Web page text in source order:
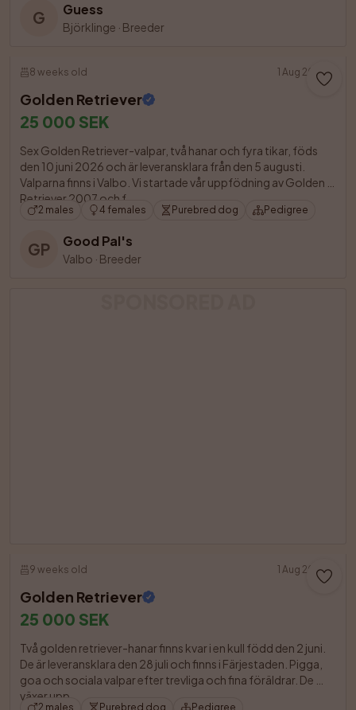
G Guess
Björklinge · Breeder
8 weeks old 1 Aug 2026
Golden Retriever
25 000 SEK
Sex Golden Retriever-valpar, två hanar och fyra tikar, föds
den 10 juni 2026 och är leveransklara från den 5 augusti.
Valparna finns i Valbo. Vi startade vår uppfödning av Golden
Retriever 2007 och f
2 males 4 females Purebred dog Pedigree
GP Good Pal's
Valbo · Breeder
9 weeks old 1 Aug 2026
Golden Retriever
25 000 SEK
Två golden retriever-hanar finns kvar i en kull född den 2 juni.
De är leveransklara den 28 juli och finns i Färjestaden. Pigga,
goa och sociala valpar efter trevliga och fina föräldrar. De
växer upp
2 males Purebred dog Pedigree